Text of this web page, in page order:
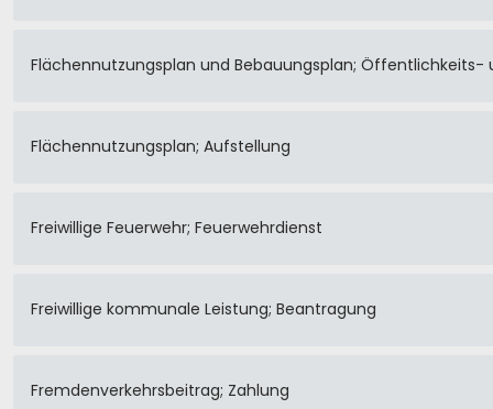
Flächennutzungsplan und Bebauungsplan; Öffentlichkeits-
Flächennutzungsplan; Aufstellung
Freiwillige Feuerwehr; Feuerwehrdienst
Freiwillige kommunale Leistung; Beantragung
Fremdenverkehrsbeitrag; Zahlung